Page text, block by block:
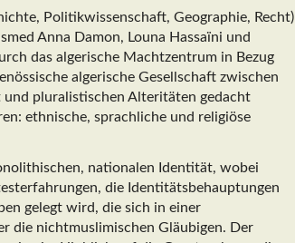
Politikwissenschaft, Geographie, Recht)
Anna Damon, Louna Hassaïni und
das algerische Machtzentrum in Bezug
algerische Gesellschaft zwischen
pluralistischen Alteritäten gedacht
ethnische, sprachliche und religiöse
nationalen Identität, wobei
die Identitätsbehauptungen
gelegt wird, die sich in einer
die nichtmuslimischen Gläubigen. Der